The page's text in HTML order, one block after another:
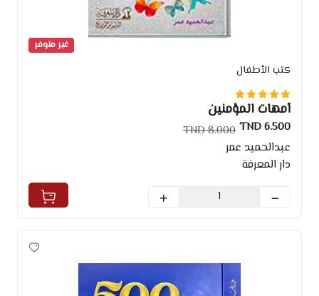
غير متوفر
كتب الأطفال
أمهات المؤمنين
6.500 TND
8.000 TND
عبدالحميد عمر
دار المعرفة